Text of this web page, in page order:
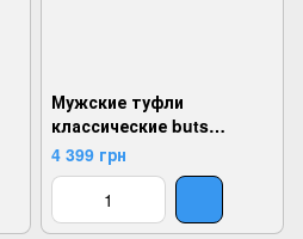
Мужские туфли
классические buts
1200385, Коричневый, 40,
2924180834249
4 399 грн